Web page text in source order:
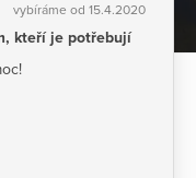
vybíráme od 15.4.2020
kteří je potřebují